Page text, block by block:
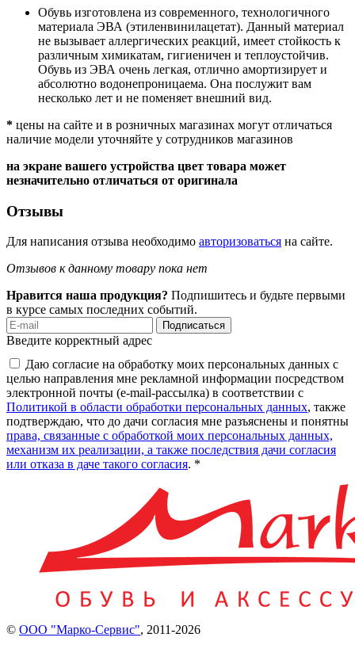
Обувь изготовлена из современного, технологичного
материала ЭВА (этиленвинилацетат). Данный материал
не вызывает аллергических реакций, имеет стойкость к
различным химикатам, гигиеничен и теплоустойчив.
Обувь из ЭВА очень легкая, отлично амортизирует и
абсолютно водонепроницаема. Она послужит вам
несколько лет и не поменяет внешний вид.
* цены на сайте и в розничных магазинах могут отличаться
наличие модели уточняйте у сотрудников магазинов
на экране вашего устройства цвет товара может
незначительно отличаться от оригинала
Отзывы
Для написания отзыва необходимо авторизоваться на сайте.
Отзывов к данному товару пока нет
Нравится наша продукция? Подпишитесь и будьте первыми
в курсе самых последних событий.
Подписаться
Введите корректный адрес
Даю согласие на обработку моих персональных данных с
целью направления мне рекламной информации посредством
электронной почты (e-mail-рассылка) в соответствии с
Политикой в области обработки персональных данных, также
подтверждаю, что до дачи согласия мне разъяснены и понятны
права, связанные с обработкой моих персональных данных,
механизм их реализации, а также последствия дачи согласия
или отказа в даче такого согласия. *
© ООО "Марко-Сервис", 2011-2026